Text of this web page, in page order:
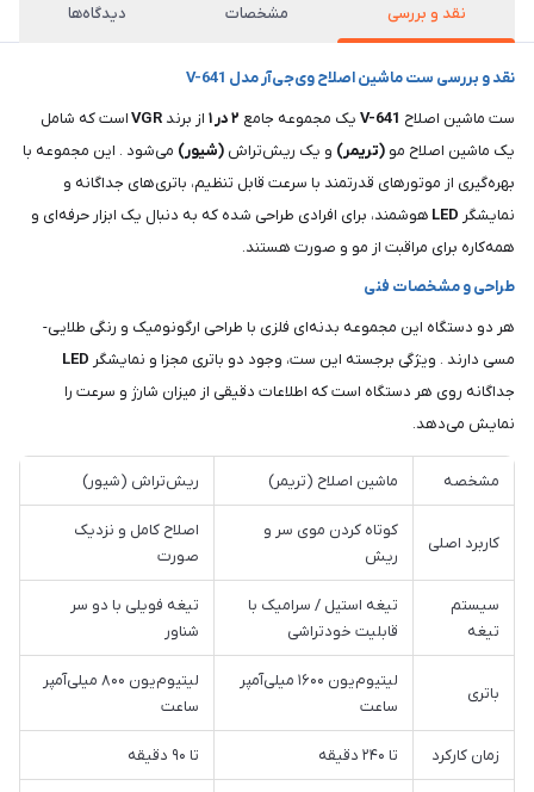
نقد و بررسی مشخصات دیدگاه‌ها
نقد و بررسی ست ماشین اصلاح وی‌جی‌آر مدل V-641
ست ماشین اصلاح V-641 یک مجموعه جامع ۲ در ۱ از برندVGRاست که شامل
یک ماشین اصلاح مو (تریمر) و یک ریش‌تراش (شیور) می‌شود . این مجموعه با
بهره‌گیری از موتورهای قدرتمند با سرعت قابل تنظیم، باتری‌های جداگانه و
نمایشگر LED هوشمند، برای افرادی طراحی شده که به دنبال یک ابزار حرفه‌ای و
همه‌کاره برای مراقبت از مو و صورت هستند.
طراحی و مشخصات فنی
هر دو دستگاه این مجموعه بدنه‌ای فلزی با طراحی ارگونومیک و رنگی طلایی-
مسی دارند . ویژگی برجسته این ست، وجود دو باتری مجزا و نمایشگر LED
جداگانه روی هر دستگاه است که اطلاعات دقیقی از میزان شارژ و سرعت را
نمایش می‌دهد.
مشخصه ماشین اصلاح (تریمر) ریش‌تراش (شیور)
کاربرد اصلی
کوتاه کردن موی سر و
ریش
اصلاح کامل و نزدیک
صورت
سیستم
تیغه
تیغه استیل / سرامیک با
قابلیت خودتراشی
تیغه فویلی با دو سر
شناور
باتری
لیتیوم‌یون ۱۶۰۰ میلی‌آمپر
ساعت
لیتیوم‌یون ۸۰۰ میلی‌آمپر
ساعت
زمان کارکرد تا ۲۴۰ دقیقه تا ۹۰ دقیقه